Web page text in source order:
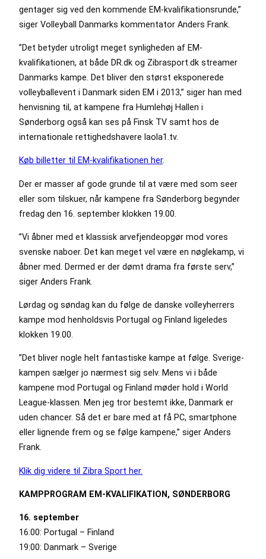
gentager sig ved den kommende EM-kvalifikationsrunde,”
siger Volleyball Danmarks kommentator Anders Frank.
”Det betyder utroligt meget synligheden af EM-
kvalifikationen, at både DR.dk og Zibrasport.dk streamer
Danmarks kampe. Det bliver den størst eksponerede
volleyballevent i Danmark siden EM i 2013,” siger han med
henvisning til, at kampene fra Humlehøj Hallen i
Sønderborg også kan ses på Finsk TV samt hos de
internationale rettighedshavere laola1.tv.
Køb billetter til EM-kvalifikationen her.
Der er masser af gode grunde til at være med som seer
eller som tilskuer, når kampene fra Sønderborg begynder
fredag den 16. september klokken 19.00.
”Vi åbner med et klassisk arvefjendeopgør mod vores
svenske naboer. Det kan meget vel være en nøglekamp, vi
åbner med. Dermed er der dømt drama fra første serv,”
siger Anders Frank.
Lørdag og søndag kan du følge de danske volleyherrers
kampe mod henholdsvis Portugal og Finland ligeledes
klokken 19.00.
”Det bliver nogle helt fantastiske kampe at følge. Sverige-
kampen sælger jo nærmest sig selv. Mens vi i både
kampene mod Portugal og Finland møder hold i World
League-klassen. Men jeg tror bestemt ikke, Danmark er
uden chancer. Så det er bare med at få PC, smartphone
eller lignende frem og se følge kampene,” siger Anders
Frank.
Klik dig videre til Zibra Sport her.
KAMPPROGRAM EM-KVALIFIKATION, SØNDERBORG
16. september
16:00: Portugal – Finland
19:00: Danmark – Sverige